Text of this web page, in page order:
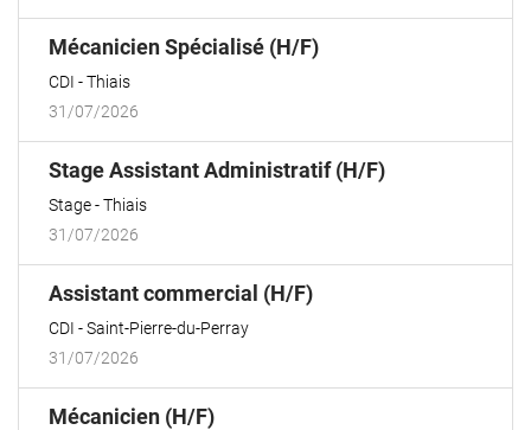
Mécanicien Spécialisé (H/F)(Nouvelle
CDI
Thiais
31/07/2026
Stage Assistant Administratif (H/F)(Nouvelle
Stage
Thiais
31/07/2026
Assistant commercial (H/F)(Nouvelle
CDI
Saint-Pierre-du-Perray
31/07/2026
Mécanicien (H/F)(Nouvelle